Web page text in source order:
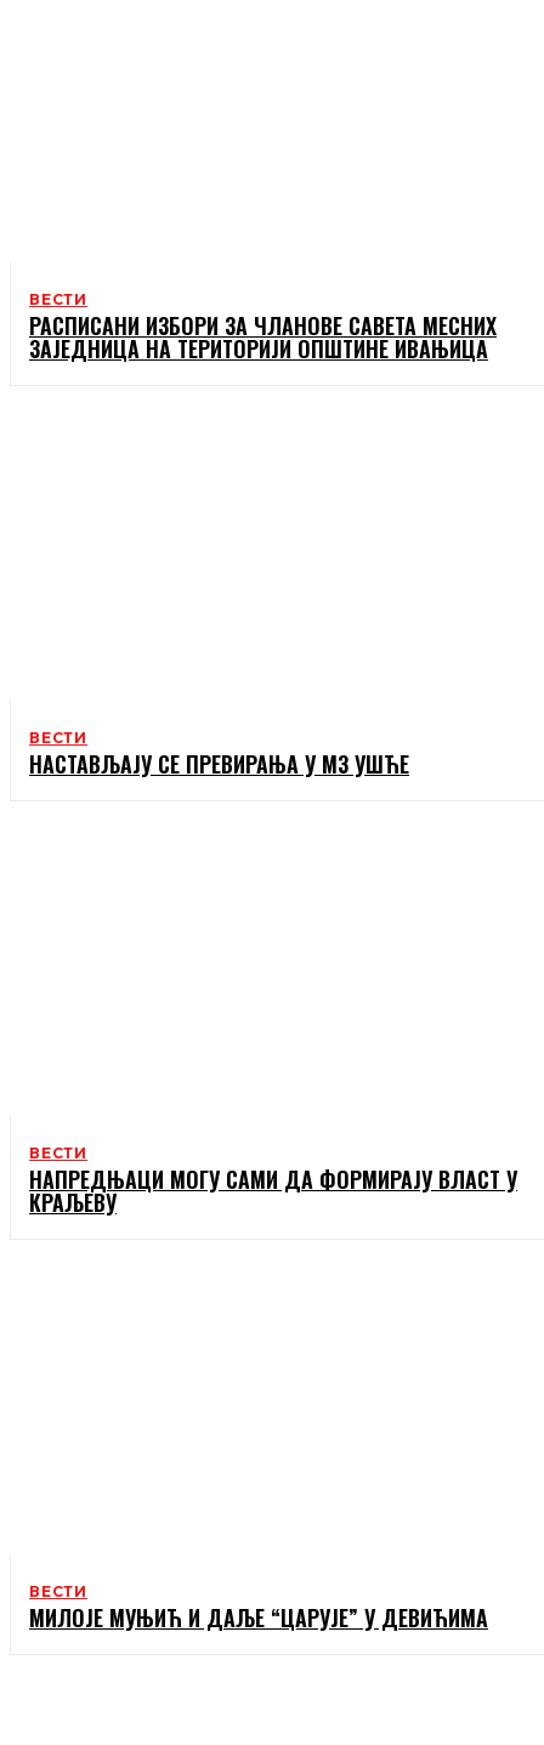
ВЕСТИ
РАСПИСАНИ ИЗБОРИ ЗА ЧЛАНОВЕ САВЕТА МЕСНИХ
ЗАЈЕДНИЦА НА ТЕРИТОРИЈИ ОПШТИНЕ ИВАЊИЦА
ВЕСТИ
НАСТАВЉАЈУ СЕ ПРЕВИРАЊА У МЗ УШЋЕ
ВЕСТИ
НАПРЕДЊАЦИ МОГУ САМИ ДА ФОРМИРАЈУ ВЛАСТ У
КРАЉЕВУ
ВЕСТИ
МИЛОЈЕ МУЊИЋ И ДАЉЕ “ЦАРУЈЕ” У ДЕВИЋИМА